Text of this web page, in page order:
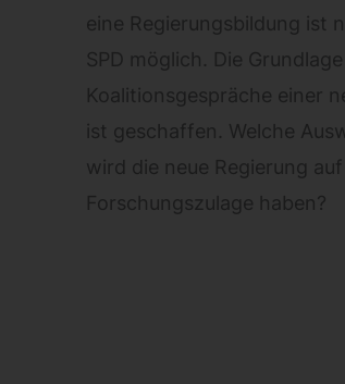
eine Regierungsbildung ist
SPD möglich. Die
Koalitionsgespräche einer
ist geschaffen. Welche
wird die neue Regierung
Forschungszulage haben?